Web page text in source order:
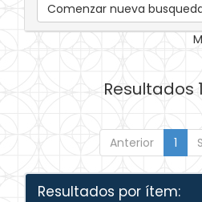
Comenzar nueva
Resultados
Anterior 1
Resultados por ítem: